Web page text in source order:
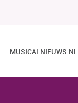
MUSICALNIEUWS.NL